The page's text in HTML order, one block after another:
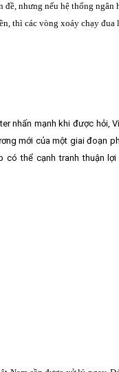
nhưng nếu hệ thống
thì các vòng xoáy chạy
nhấn mạnh khi được hỏi,
mới của một giai đoạn
có thể cạnh tranh thuận